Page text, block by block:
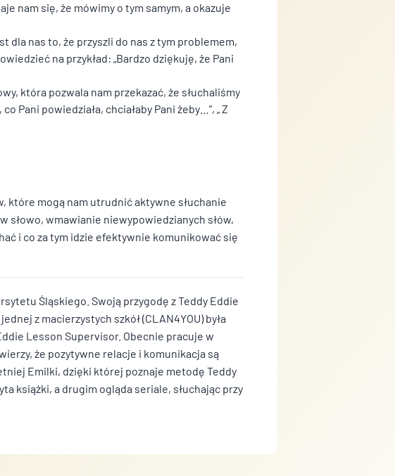
nam się, że mówimy o tym samym, a okazuje
dla nas to, że przyszli do nas z tym problemem,
na przykład: „Bardzo dziękuję, że Pani
która pozwala nam przekazać, że słuchaliśmy
Pani powiedziała, chciałaby Pani żeby…”, „ Z
które mogą nam utrudnić aktywne słuchanie
słowo, wmawianie niewypowiedzianych słów,
i co za tym idzie efektywnie komunikować się
Śląskiego. Swoją przygodę z Teddy Eddie
z macierzystych szkół (CLAN4YOU) była
Lesson Supervisor. Obecnie pracuje w
że pozytywne relacje i komunikacja są
Emilki, dzięki której poznaje metodę Teddy
książki, a drugim ogląda seriale, słuchając przy